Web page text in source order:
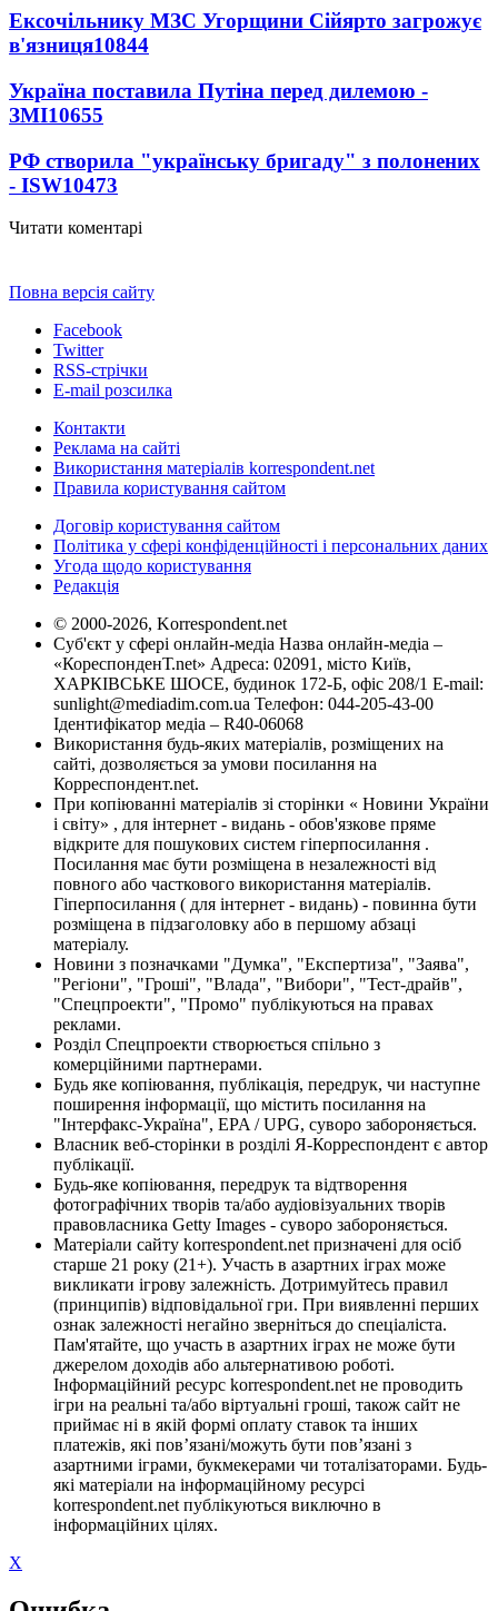
Ексочільнику МЗС Угорщини Сійярто загрожує
в'язниця10844
Україна поставила Путіна перед дилемою -
ЗМІ10655
РФ створила "українську бригаду" з полонених
- ISW10473
Читати коментарі
Повна версія сайту
Facebook
Twitter
RSS-стрічки
E-mail розсилка
Контакти
Реклама на сайті
Використання матеріалів korrespondent.net
Правила користування сайтом
Договір користування сайтом
Політика у сфері конфіденційності і персональних даних
Угода щодо користування
Редакція
© 2000-2026, Korrespondent.net
Суб'єкт у сфері онлайн-медіа Назва онлайн-медіа –
«КореспонденТ.net» Адреса: 02091, місто Київ,
ХАРКІВСЬКЕ ШОСЕ, будинок 172-Б, офіс 208/1 E-mail:
sunlight@mediadim.com.ua Телефон: 044-205-43-00
Ідентифікатор медіа – R40-06068
Використання будь-яких матеріалів, розміщених на
сайті, дозволяється за умови посилання на
Корреспондент.net.
При копіюванні матеріалів зі сторінки « Новини України
і світу» , для інтернет - видань - обов'язкове пряме
відкрите для пошукових систем гіперпосилання .
Посилання має бути розміщена в незалежності від
повного або часткового використання матеріалів.
Гіперпосилання ( для інтернет - видань) - повинна бути
розміщена в підзаголовку або в першому абзаці
матеріалу.
Новини з позначками "Думка", "Експертиза", "Заява",
"Регіони", "Гроші", "Влада", "Вибори", "Тест-драйв",
"Спецпроекти", "Промо" публікуються на правах
реклами.
Розділ Спецпроекти створюється спільно з
комерційними партнерами.
Будь яке копіювання, публікація, передрук, чи наступне
поширення інформації, що містить посилання на
"Інтерфакс-Україна", EPA / UPG, суворо забороняється.
Власник веб-сторінки в розділі Я-Корреспондент є автор
публікації.
Будь-яке копіювання, передрук та відтворення
фотографічних творів та/або аудіовізуальних творів
правовласника Getty Images - суворо забороняється.
Матеріали сайту korrespondent.net призначені для осіб
старше 21 року (21+). Участь в азартних іграх може
викликати ігрову залежність. Дотримуйтесь правил
(принципів) відповідальної гри. При виявленні перших
ознак залежності негайно зверніться до спеціаліста.
Пам'ятайте, що участь в азартних іграх не може бути
джерелом доходів або альтернативою роботі.
Інформаційний ресурс korrespondent.net не проводить
ігри на реальні та/або віртуальні гроші, також сайт не
приймає ні в якій формі оплату ставок та інших
платежів, які пов’язані/можуть бути пов’язані з
азартними іграми, букмекерами чи тоталізаторами. Будь-
які матеріали на інформаційному ресурсі
korrespondent.net публікуються виключно в
інформаційних цілях.
X